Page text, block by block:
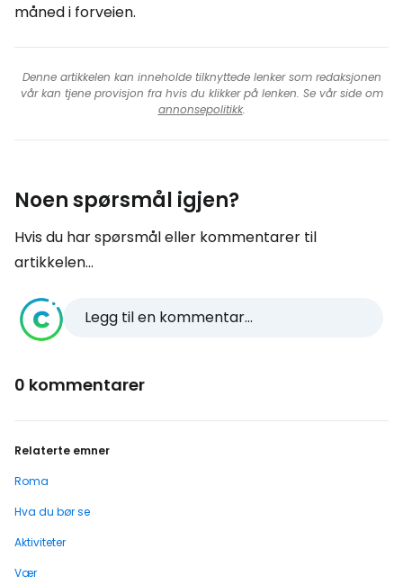
måned i forveien.
Denne artikkelen kan inneholde tilknyttede lenker som redaksjonen
vår kan tjene provisjon fra hvis du klikker på lenken. Se vår side om
annonsepolitikk.
Noen spørsmål igjen?
Hvis du har spørsmål eller kommentarer til
artikkelen...
Legg til en kommentar...
0 kommentarer
Relaterte emner
Roma
Hva du bør se
Aktiviteter
Vær